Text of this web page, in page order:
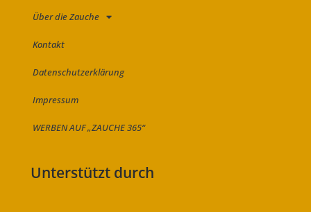
Über die Zauche
Kontakt
Datenschutzerklärung
Impressum
WERBEN AUF „ZAUCHE 365“
Unterstützt durch